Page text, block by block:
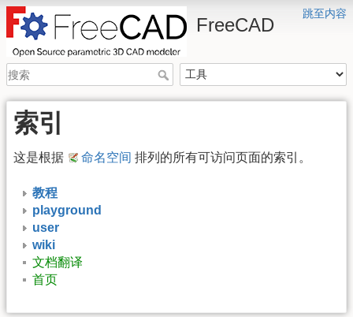
跳至内容
FreeCAD
索引
这是根据 命名空间 排列的所有可访问页面的索引。
教程
playground
user
wiki
文档翻译
首页